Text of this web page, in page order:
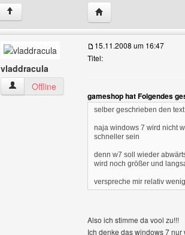
↑ Website dieses
vladdracula
vladdracula Benutzer-Profile anzeigen
Offline
15.11.2008 um 16:47
Titel:
gameshop hat Folgendes
selber geschrieben den
naja windows 7 wird nicht
schneller sein
denn w7 soll wieder
wird noch größer und
verspreche mir relativ
Also ich stimme da vool zu!!!
Ich denke das windows 7